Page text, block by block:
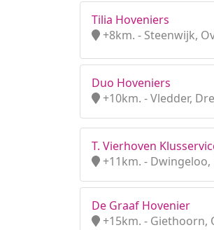
Tilia Hoveniers
+8km. - Steenwijk,
Duo Hoveniers
+10km. - Vledder,
T. Vierhoven
+11km. -
De Graaf Hovenier
+15km. - Giethoorn,